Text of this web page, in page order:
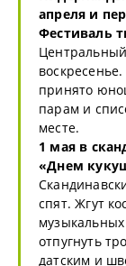
апреля и
Фестиваль
принято
парам и
месте.
1 мая в
«Днем
спят. Жгут
отпугнуть
датским и